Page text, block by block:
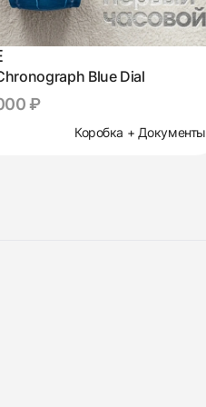
Blue Dial
₽
Коробка + Документы